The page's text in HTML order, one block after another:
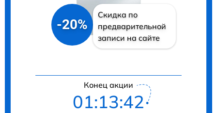
-20%
Скидка по
предварительной
записи на сайте
Конец акции
01:13:41